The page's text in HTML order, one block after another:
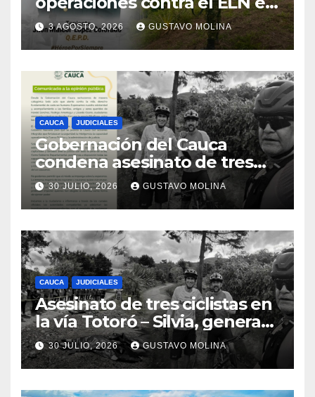
el sur del Cauca
3 AGOSTO, 2026 GUSTAVO MOLINA
CAUCA JUDICIALES
Gobernación del Cauca
condena asesinato de tres
ciudadanos y exige medidas
urgentes al Gobierno
Nacional
30 JULIO, 2026 GUSTAVO MOLINA
CAUCA JUDICIALES
Asesinato de tres ciclistas en
la vía Totoró – Silvia, genera
consternación en el Cauca
30 JULIO, 2026 GUSTAVO MOLINA